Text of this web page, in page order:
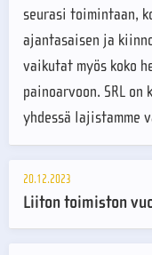
seurasi toimintaan,
ajantasaisen ja
vaikutat myös koko
painoarvoon. SRL
yhdessä lajistamme
20.12.2023
Liiton toimiston